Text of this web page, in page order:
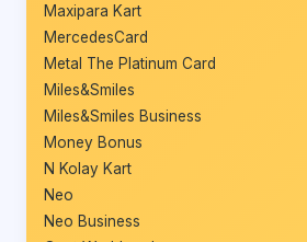
Maxipara Kart
MercedesCard
Metal The Platinum Card
Miles&Smiles
Miles&Smiles Business
Money Bonus
N Kolay Kart
Neo
Neo Business